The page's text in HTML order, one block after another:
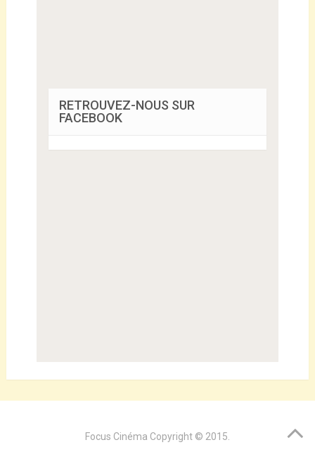
RETROUVEZ-NOUS SUR
FACEBOOK
Focus Cinéma Copyright © 2015.